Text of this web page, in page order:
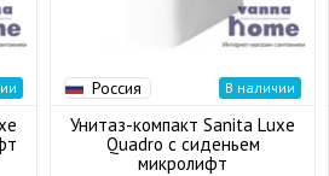
Россия В наличии
Унитаз-компакт Sanita Luxe
Quadro с сиденьем
микролифт